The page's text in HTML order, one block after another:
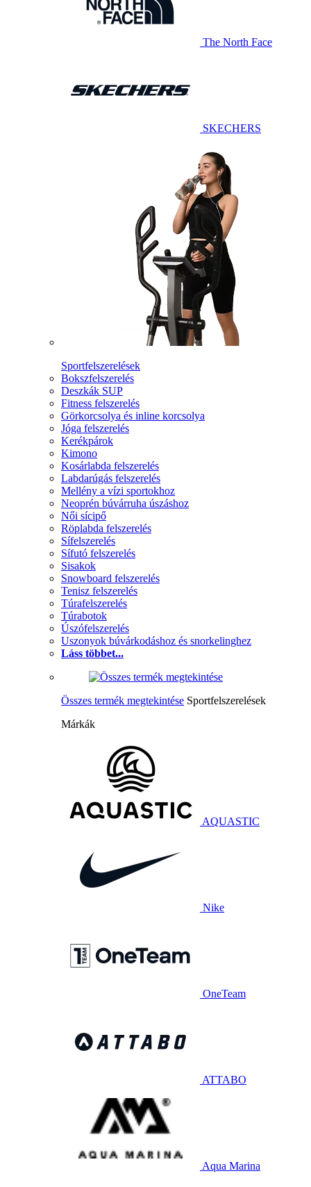
The North Face
SKECHERS
Sportfelszerelések
Bokszfelszerelés
Deszkák SUP
Fitness felszerelés
Görkorcsolya és inline korcsolya
Jóga felszerelés
Kerékpárok
Kimono
Kosárlabda felszerelés
Labdarúgás felszerelés
Mellény a vízi sportokhoz
Neoprén búvárruha úszáshoz
Női sícipő
Röplabda felszerelés
Sífelszerelés
Sífutó felszerelés
Sisakok
Snowboard felszerelés
Tenisz felszerelés
Túrafelszerelés
Túrabotok
Úszófelszerelés
Uszonyok búvárkodáshoz és snorkelinghez
Láss többet...
Összes termék megtekintése Sportfelszerelések
Márkák
AQUASTIC
Nike
OneTeam
ATTABO
Aqua Marina